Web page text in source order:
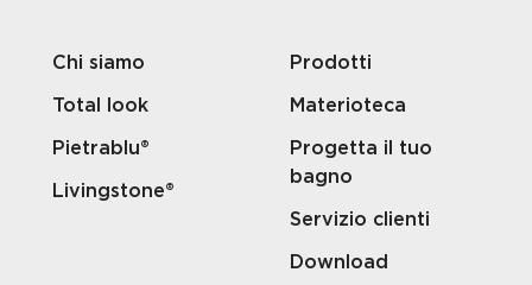
Chi siamo
Total look
Pietrablu®
Livingstone®
Prodotti
Materioteca
Progetta il tuo
bagno
Servizio clienti
Download